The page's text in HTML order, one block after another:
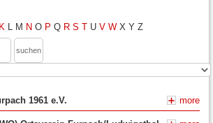
K L M N O P Q R S T U V W X Y Z
1961 e.V. more